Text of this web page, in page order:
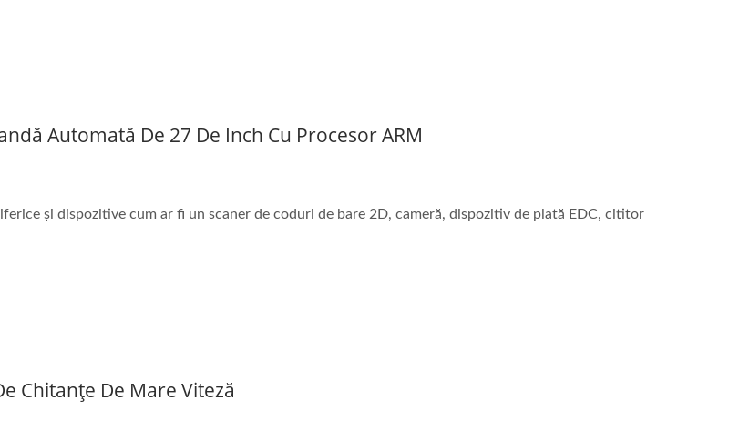
Automată De 27 De Inch Cu Procesor ARM
și dispozitive cum ar fi un scaner de coduri de bare 2D, cameră, dispozitiv de plată EDC, cititor
Chitanțe De Mare Viteză